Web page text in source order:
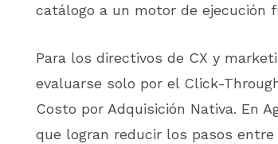
catálogo a un motor de ejecución
Para los directivos de CX y
evaluarse solo por el Click-
Costo por Adquisición Nativa. En
que logran reducir los pasos